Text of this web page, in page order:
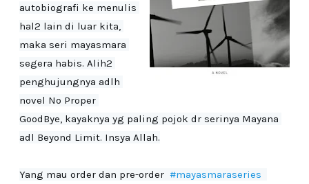
autobiografi ke menulis
hal2 lain di luar kita,
maka seri mayasmara
segera habis. Alih2
penghujungnya adlh
novel No Proper
GoodBye, kayaknya yg paling pojok dr serinya Mayana
adl Beyond Limit. Insya Allah.
Yang mau order dan pre-order #mayasmaraseries